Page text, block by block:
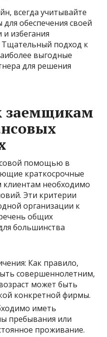
всегда учитывайте
обеспечения своей
избегания
Тщательный подход к
выгодные
для решения
заемщикам
помощью в
краткосрочные
необходимо
Эти критерии
организации к
общих
большинства
Как правило,
совершеннолетним,
может быть
конкретной фирмы.
иметь
пребывания или
проживание.